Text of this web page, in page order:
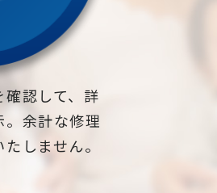
認して、詳
余計な修理
しません。